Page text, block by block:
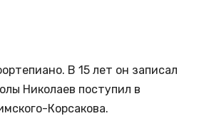
В 15 лет он записал
Николаев поступил в
Корсакова.